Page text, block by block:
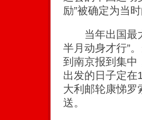
励”被确定为当
当年出国最大
半月动身才行”
到南京报到集中
出发的日子定在
大利邮轮康悌罗
送。